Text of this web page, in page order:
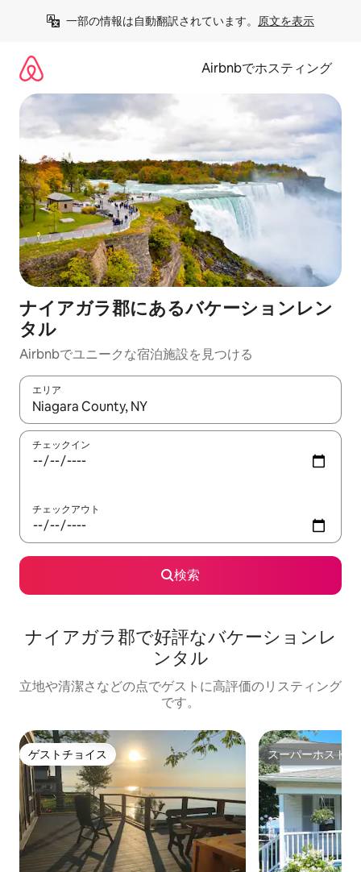
一部の情報は自動翻訳されています。 原文を表示
Airbnbでホスティング
ナイアガラ郡にあるバケーションレン
タル
Airbnbでユニークな宿泊施設を見つける
エリア
検索結果が表示されたら、上下の矢印キーを使って移動するか
チェックイン
チェックアウト
検索
ナイアガラ郡で好評なバケーションレ
ンタル
立地や清潔さなどの点でゲストに高評価のリスティング
です。
ゲストチョイス
ゲストチョイス スーパーホスト
スーパーホスト